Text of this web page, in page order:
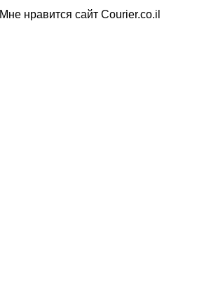
Мне нравится сайт Courier.co.il